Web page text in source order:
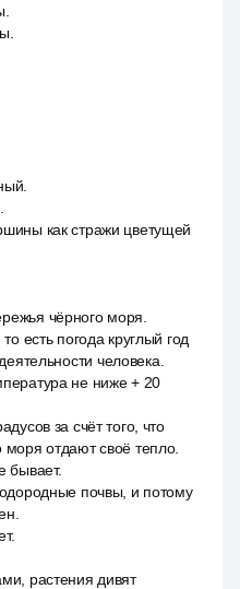
как стражи цветущей
чёрного моря.
есть погода круглый год
человека.
не ниже + 20
за счёт того, что
моря отдают своё тепло.
бывает.
почвы, и потому
растения дивят